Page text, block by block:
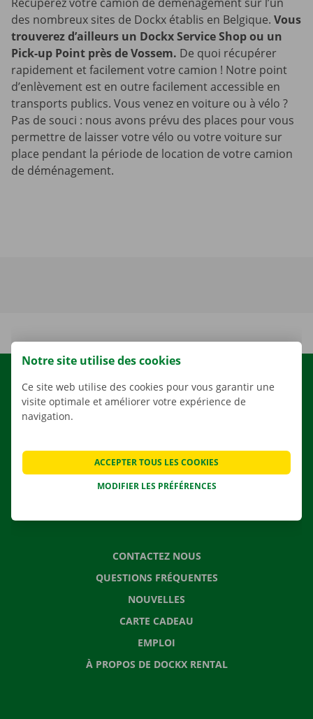
des nombreux sites de Dockx établis en Belgique. Vous
trouverez d’ailleurs un Dockx Service Shop ou un
Pick-up Point près de Vossem. De quoi récupérer
rapidement et facilement votre camion ! Notre point
d’enlèvement est en outre facilement accessible en
transports publics. Vous venez en voiture ou à vélo ?
Pas de souci : nous avons prévu des places pour vous
permettre de laisser votre vélo ou votre voiture sur
place pendant la période de location de votre camion
de déménagement.
LOCATION
NOS VÉHICULES
APPLI
SOLUTIONS DE DÉMÉNAGEMENT
CONTACTEZ NOUS
QUESTIONS FRÉQUENTES
NOUVELLES
CARTE CADEAU
EMPLOI
À PROPOS DE DOCKX RENTAL
Notre site utilise des cookies
Ce site web utilise des cookies pour vous garantir une
visite optimale et améliorer votre expérience de
navigation.
MODIFIER LES PRÉFÉRENCES
ACCEPTER TOUS LES COOKIES